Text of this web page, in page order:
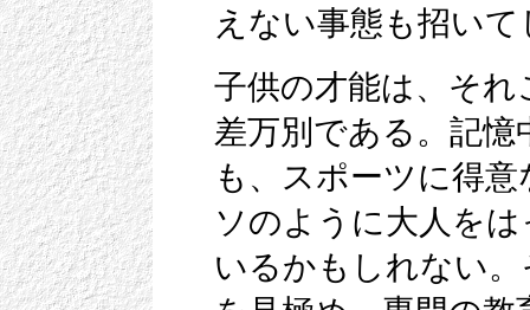
えない事態も招い
子供の才能は、そ
差万別である。記
も、スポーツに得
ソのように大人を
いるかもしれない